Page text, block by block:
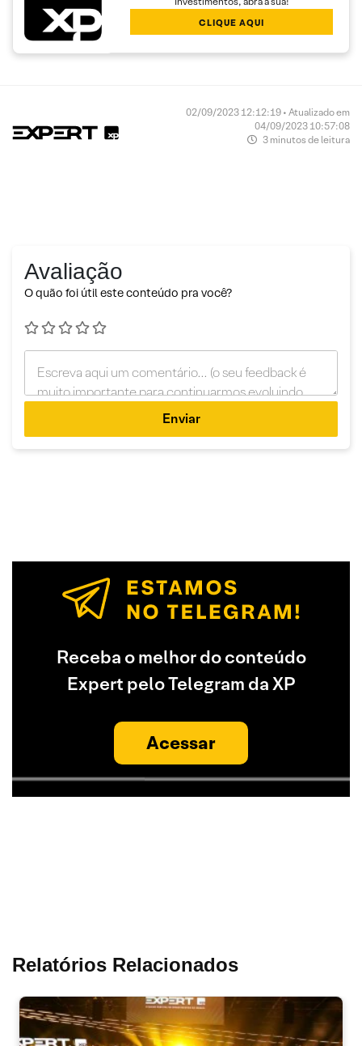
CLIQUE AQUI
02/09/2023 12:12:19 • Atualizado em
04/09/2023 10:57:08
3 minutos de leitura
Avaliação
O quão foi útil este conteúdo pra você?
Enviar
Receba o melhor do conteúdo
Expert pelo Telegram da XP
Acessar
Relatórios Relacionados